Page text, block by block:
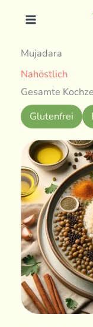
Mujadara
Nahöstlich
Gesamte
Glutenfrei